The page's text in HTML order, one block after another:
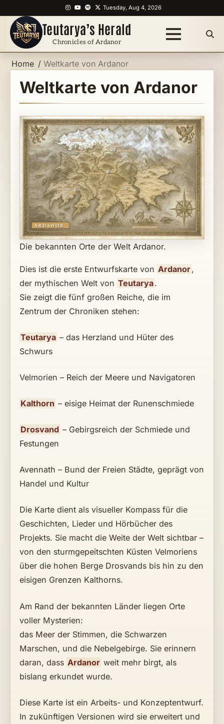
to
content
Instagram
YouTube
Spotify
XTuesday, Aug 4, 2026
Teutarya’s Herald
Chronicles of Ardanor
Home Weltkarte von Ardanor
Weltkarte von Ardanor
Die bekannten Orte der Welt Ardanor.
Dies ist die erste Entwurfskarte von Ardanor,
der mythischen Welt von Teutarya.
Sie zeigt die fünf großen Reiche, die im
Zentrum der Chroniken stehen:
Teutarya – das Herzland und Hüter des
Schwurs
Velmorien – Reich der Meere und Navigatoren
Kalthorn – eisige Heimat der Runenschmiede
Drosvand – Gebirgsreich der Schmiede und
Festungen
Avennath – Bund der Freien Städte, geprägt von
Handel und Kultur
Die Karte dient als visueller Kompass für die
Geschichten, Lieder und Hörbücher des
Projekts. Sie macht die Weite der Welt sichtbar –
von den sturmgepeitschten Küsten Velmoriens
über die hohen Berge Drosvands bis hin zu den
eisigen Grenzen Kalthorns.
Am Rand der bekannten Länder liegen Orte
voller Mysterien:
das Meer der Stimmen, die Schwarzen
Marschen, und die Nebelgebirge. Sie erinnern
daran, dass Ardanor weit mehr birgt, als
bislang erkundet wurde.
Diese Karte ist ein Arbeits- und Konzeptentwurf.
In zukünftigen Versionen wird sie erweitert und